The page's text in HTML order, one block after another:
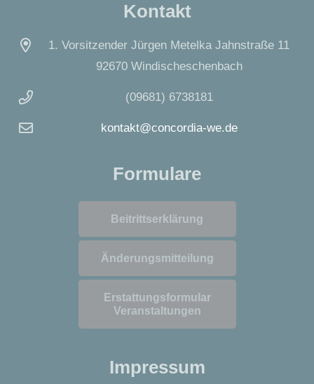
Kontakt
1. Vorsitzender Jürgen Metelka Jahnstraße 11
92670 Windischeschenbach
(09681) 6738181
kontakt@concordia-we.de
Formulare
Beitrittserklärung
Änderungsmitteilung
Erstattungsformular
Veranstaltungen
Impressum